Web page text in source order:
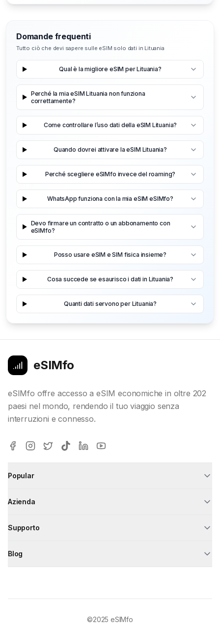
Domande frequenti
Tutto ciò che devi sapere sulle eSIM solo dati in Lituania
Qual è la migliore eSIM per Lituania?
Perché la mia eSIM Lituania non funziona
correttamente?
Come controllare l’uso dati della eSIM Lituania?
Quando dovrei attivare la eSIM Lituania?
Perché scegliere eSIMfo invece del roaming?
WhatsApp funziona con la mia eSIM eSIMfo?
Devo firmare un contratto o un abbonamento con
eSIMfo?
Posso usare eSIM e SIM fisica insieme?
Cosa succede se esaurisco i dati in Lituania?
Quanti dati servono per Lituania?
eSIMfo
eSIMfo offre accesso a eSIM economiche in oltre 202
paesi nel mondo, rendendo il tuo viaggio senza
interruzioni e connesso.
Popular
Azienda
Supporto
Blog
©2025 eSIMfo